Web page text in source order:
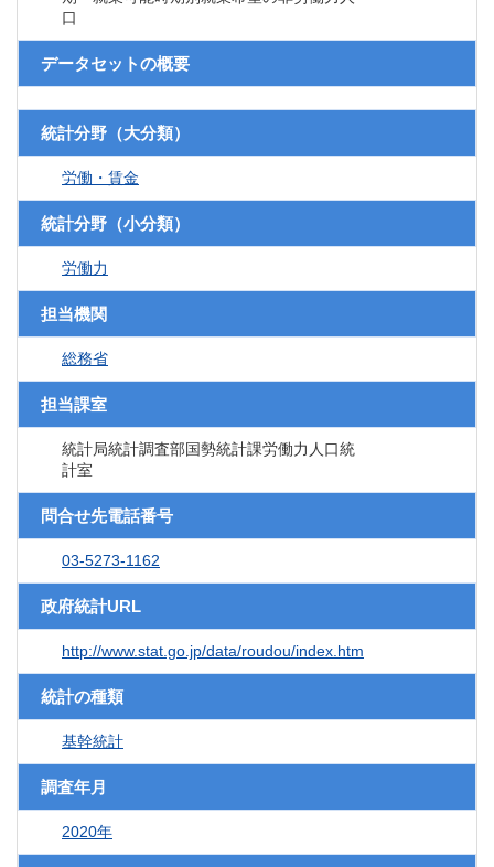
口
データセットの概要
統計分野（大分類）
労働・賃金
統計分野（小分類）
労働力
担当機関
総務省
担当課室
統計局統計調査部国勢統計課労働力人口統
計室
問合せ先電話番号
03-5273-1162
政府統計URL
http://www.stat.go.jp/data/roudou/index.htm
統計の種類
基幹統計
調査年月
2020年